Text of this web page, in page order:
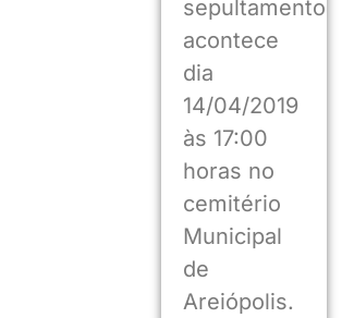
sepultamento
acontece
dia
14/04/2019
às 17:00
horas no
cemitério
Municipal
de
Areiópolis.